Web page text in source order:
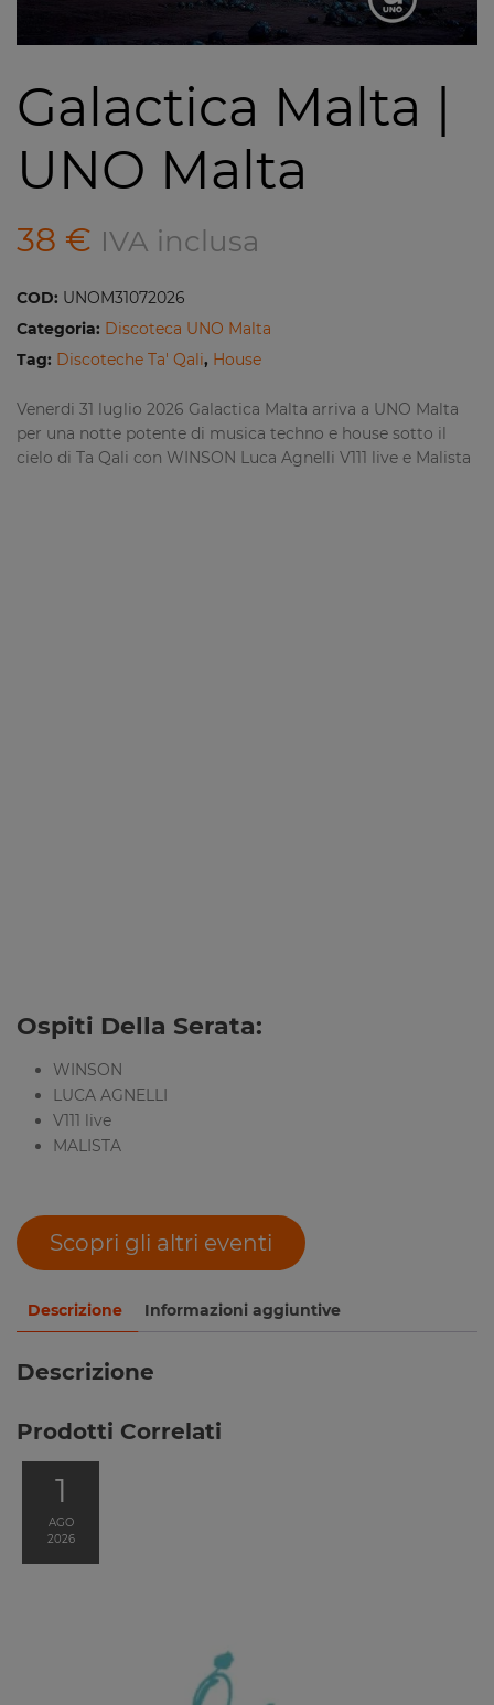
Galactica Malta |
UNO Malta
38 € IVA inclusa
COD: UNOM31072026
Categoria: Discoteca UNO Malta
Tag: Discoteche Ta' Qali, House
Venerdi 31 luglio 2026 Galactica Malta arriva a UNO Malta
per una notte potente di musica techno e house sotto il
cielo di Ta Qali con WINSON Luca Agnelli V111 live e Malista
Ospiti Della Serata:
WINSON
LUCA AGNELLI
V111 live
MALISTA
Scopri gli altri eventi
Descrizione Informazioni aggiuntive
Descrizione
Prodotti Correlati
1
AGO
2026